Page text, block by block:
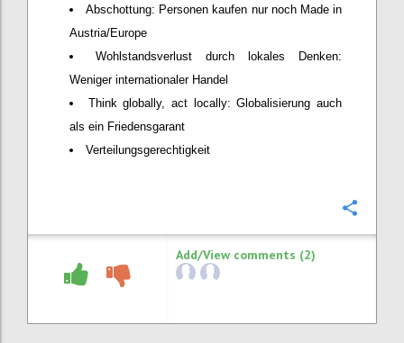
Abschottung: Personen kaufen nur noch Made in
Austria/Europe
Wohlstandsverlust durch lokales Denken:
Weniger internationaler Handel
Think globally, act locally: Globalisierung auch
als ein Friedensgarant
Verteilungsgerechtigkeit
Add/View comments (2)